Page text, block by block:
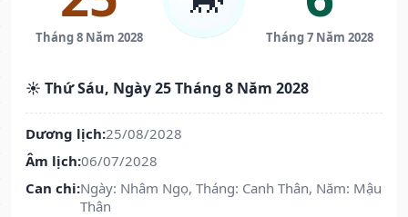
Tháng 8 Năm 2028 Tháng 7 Năm 2028
☀️ Thứ Sáu, Ngày 25 Tháng 8 Năm 2028
Dương lịch:25/08/2028
Âm lịch:06/07/2028
Can chi:Ngày: Nhâm Ngọ, Tháng: Canh Thân, Năm: Mậu
Thân